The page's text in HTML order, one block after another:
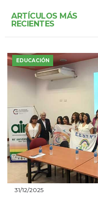
ARTÍCULOS MÁS
RECIENTES
EDUCACIÓN
31/12/2025